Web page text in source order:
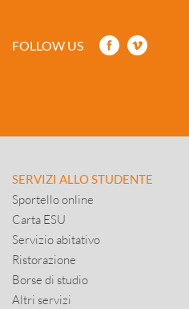
FOLLOW US
SERVIZI ALLO STUDENTE
Sportello online
Carta ESU
Servizio abitativo
Ristorazione
Borse di studio
Altri servizi